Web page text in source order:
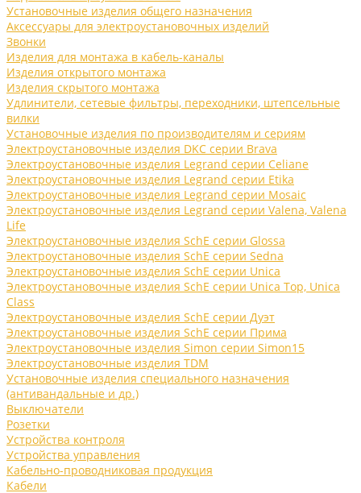
Установочные изделия общего назначения
Аксессуары для электроустановочных изделий
Звонки
Изделия для монтажа в кабель-каналы
Изделия открытого монтажа
Изделия скрытого монтажа
Удлинители, сетевые фильтры, переходники, штепсельные
вилки
Установочные изделия по производителям и сериям
Электроустановочные изделия DKC серии Brava
Электроустановочные изделия Legrand серии Celiane
Электроустановочные изделия Legrand серии Etika
Электроустановочные изделия Legrand серии Mosaic
Электроустановочные изделия Legrand серии Valena, Valena
Life
Электроустановочные изделия SchE серии Glossa
Электроустановочные изделия SchE серии Sedna
Электроустановочные изделия SchE серии Unica
Электроустановочные изделия SchE серии Unica Top, Unica
Class
Электроустановочные изделия SchE серии Дуэт
Электроустановочные изделия SchE серии Прима
Электроустановочные изделия Simon серии Simon15
Электроустановочные изделия TDM
Установочные изделия специального назначения
(антивандальные и др.)
Выключатели
Розетки
Устройства контроля
Устройства управления
Кабельно-проводниковая продукция
Кабели